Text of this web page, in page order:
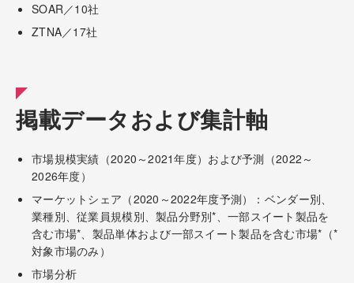
SOAR／10社
ZTNA／17社
掲載データおよび集計軸
市場規模実績（2020～2021年度）および予測（2022～
2026年度）
マーケットシェア（2020～2022年度予測）：ベンダー別、
業種別、従業員規模別、製品分野別*、一部スイート製品を
含む市場*、製品単体および一部スイート製品を含む市場*（*
対象市場のみ）
市場分析